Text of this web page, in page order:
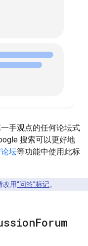
手观点的任何论坛式
搜索可以更好地
坛等功能中使用此标
改用“问答”标记。
Forum